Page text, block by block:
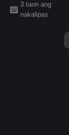
3 taon ang
nakalipas